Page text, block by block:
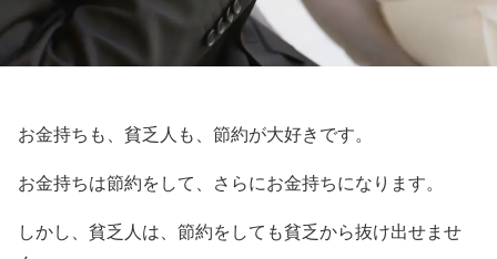
お金持ちも、貧乏人も、節約が大好きです。
お金持ちは節約をして、さらにお金持ちになります。
しかし、貧乏人は、節約をしても貧乏から抜け出せませ